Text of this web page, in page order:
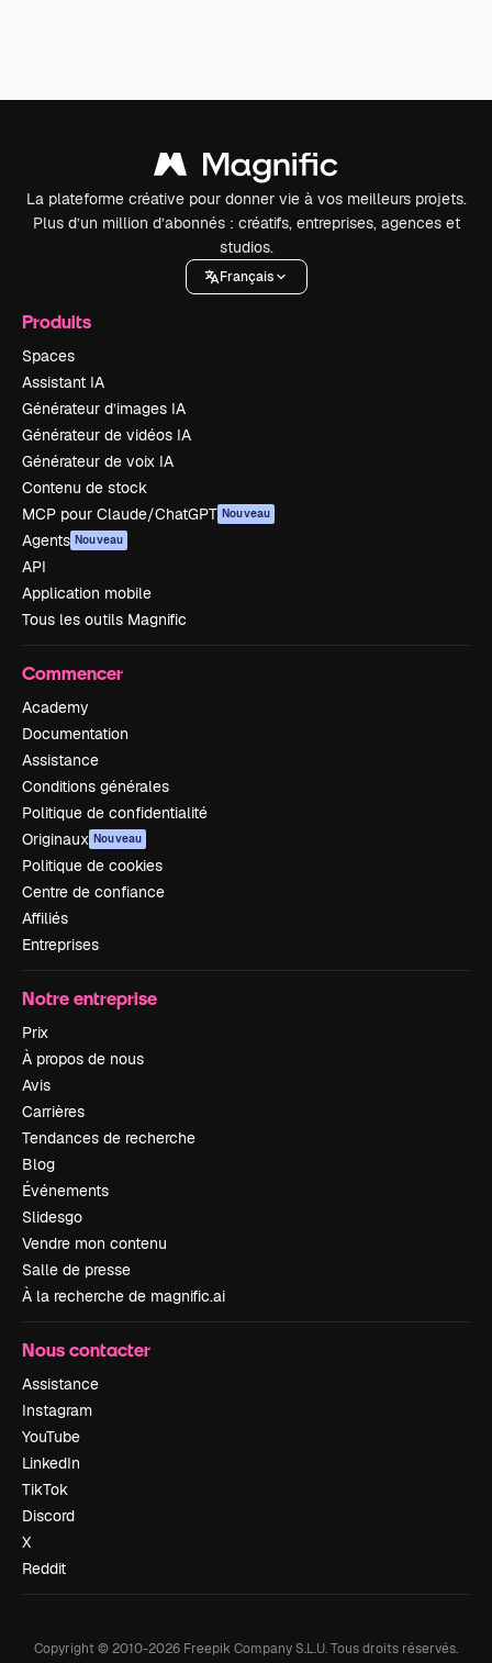
La plateforme créative pour donner vie à vos meilleurs projets.
Plus d’un million d’abonnés : créatifs, entreprises, agences et
studios.
Français
Produits
Spaces
Assistant IA
Générateur d’images IA
Générateur de vidéos IA
Générateur de voix IA
Contenu de stock
MCP pour Claude/ChatGPT Nouveau
Agents Nouveau
API
Application mobile
Tous les outils Magnific
Commencer
Academy
Documentation
Assistance
Conditions générales
Politique de confidentialité
Originaux Nouveau
Politique de cookies
Centre de confiance
Affiliés
Entreprises
Notre entreprise
Prix
À propos de nous
Avis
Carrières
Tendances de recherche
Blog
Événements
Slidesgo
Vendre mon contenu
Salle de presse
À la recherche de magnific.ai
Nous contacter
Assistance
Instagram
YouTube
LinkedIn
TikTok
Discord
X
Reddit
Copyright © 2010-2026 Freepik Company S.L.U.Tous droits réservés.